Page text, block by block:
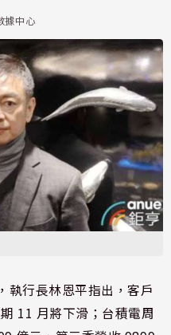
據中心
執行長林恩平指出，客戶
11 月將下滑；台積電周